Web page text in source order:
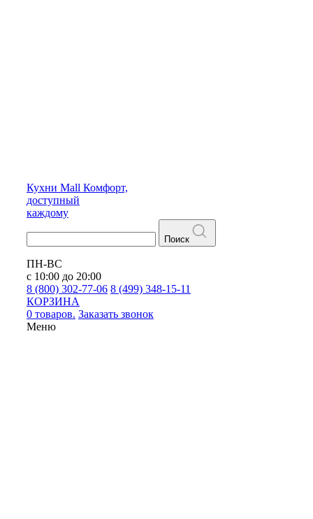
Кухни Mall Комфорт,
доступный
каждому
Поиск
ПН-ВС
с 10:00 до 20:00
8 (800) 302-77-06 8 (499) 348-15-11
КОРЗИНА
0 товаров. Заказать звонок
Меню